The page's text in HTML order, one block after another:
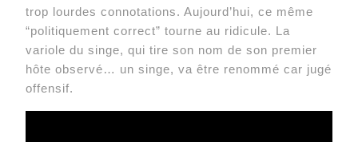
trop lourdes connotations. Aujourd’hui, ce même
“politiquement correct” tourne au ridicule. La
variole du singe, qui tire son nom de son premier
hôte observé… un singe, va être renommé car jugé
offensif.